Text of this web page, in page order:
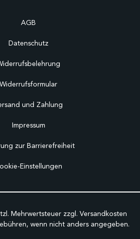
AGB
Datenschutz
Widerrufsformular
und Zahlung
Impressum
zur Barrierefreiheit
Einstellungen
Mehrwertsteuer zzgl. Versandkosten
wenn nicht anders angegeben.